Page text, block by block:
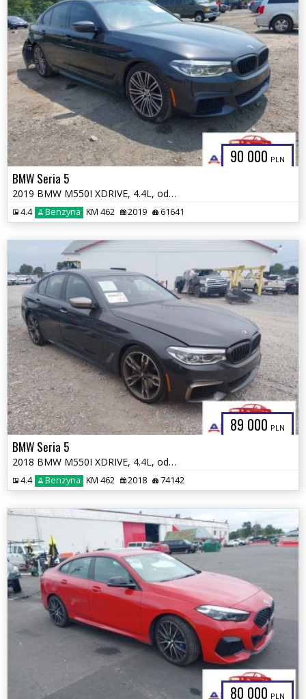
90 000 PLN
BMW Seria 5
2019 BMW M550I XDRIVE, 4.4L, od ubezpieczalni
4.4 Benzyna KM 462 2019 61641
89 000 PLN
BMW Seria 5
2018 BMW M550I XDRIVE, 4.4L, od ubezpieczalni
4.4 Benzyna KM 462 2018 74142
80 000 PLN